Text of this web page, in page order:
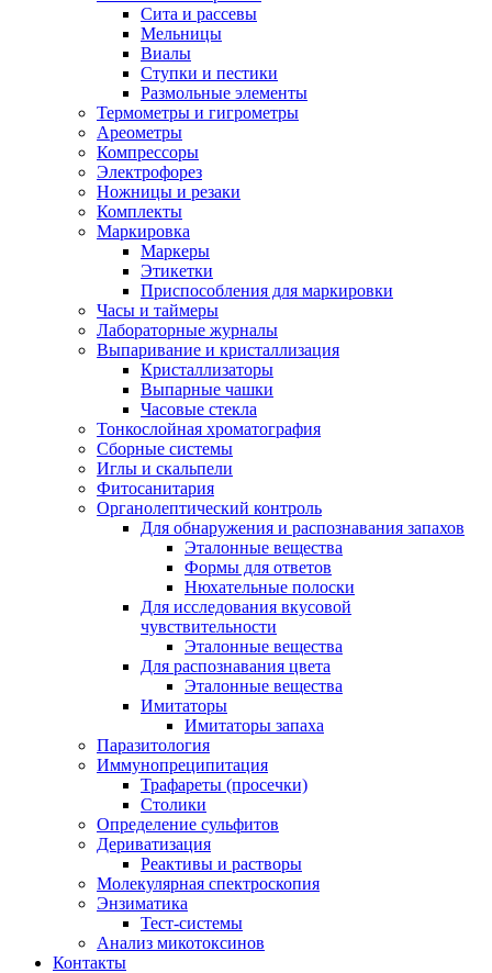
Сита и рассевы
Мельницы
Виалы
Ступки и пестики
Размольные элементы
Термометры и гигрометры
Ареометры
Компрессоры
Электрофорез
Ножницы и резаки
Комплекты
Маркировка
Маркеры
Этикетки
Приспособления для маркировки
Часы и таймеры
Лабораторные журналы
Выпаривание и кристаллизация
Кристаллизаторы
Выпарные чашки
Часовые стекла
Тонкослойная хроматография
Сборные системы
Иглы и скальпели
Фитосанитария
Органолептический контроль
Для обнаружения и распознавания запахов
Эталонные вещества
Формы для ответов
Нюхательные полоски
Для исследования вкусовой
чувствительности
Эталонные вещества
Для распознавания цвета
Эталонные вещества
Имитаторы
Имитаторы запаха
Паразитология
Иммунопреципитация
Трафареты (просечки)
Столики
Определение сульфитов
Дериватизация
Реактивы и растворы
Молекулярная спектроскопия
Энзиматика
Тест-системы
Анализ микотоксинов
Контакты